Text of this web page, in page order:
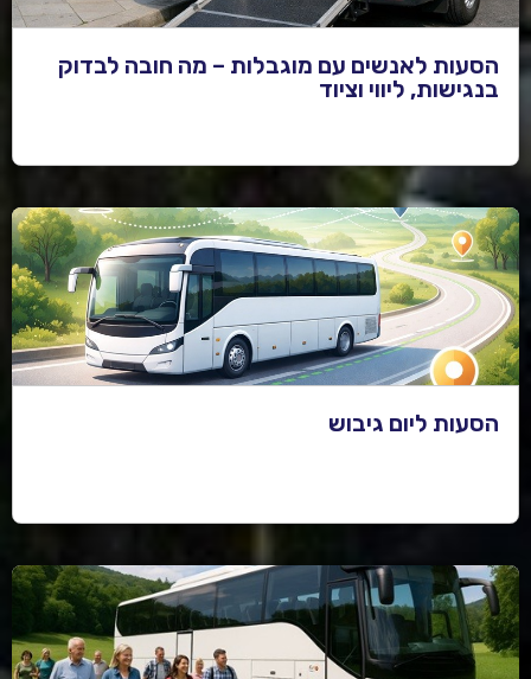
הסעות לאנשים עם מוגבלות – מה חובה לבדוק
בנגישות, ליווי וציוד
הסעות ליום גיבוש